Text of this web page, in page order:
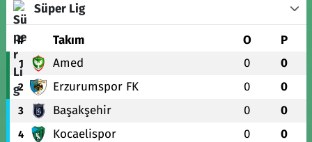
Süper Lig
# Takım O P
1 Amed 0 0
2 Erzurumspor FK 0 0
3 Başakşehir 0 0
4 Kocaelispor 0 0